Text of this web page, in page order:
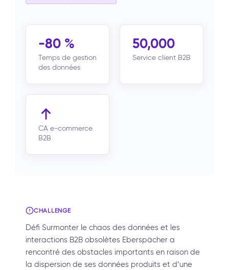
-80 %
Temps de gestion
des données
50,000
Service client B2B
CA e-commerce
B2B
CHALLENGE
Défi Surmonter le chaos des données et les
interactions B2B obsolètes Eberspächer a
rencontré des obstacles importants en raison de
la dispersion de ses données produits et d’une